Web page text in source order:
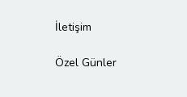
İletişim
Özel Günler